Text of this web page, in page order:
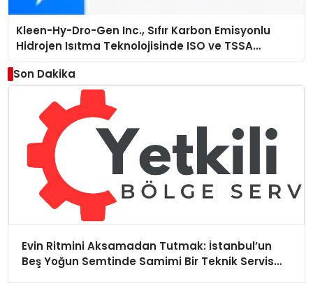
Kleen-Hy-Dro-Gen Inc., Sıfır Karbon Emisyonlu
Hidrojen Isıtma Teknolojisinde ISO ve TSSA
Düzenleyici Onaylarını Aldı
Son Dakika
Evin Ritmini Aksamadan Tutmak: İstanbul’un
Beş Yoğun Semtinde Samimi Bir Teknik Servis